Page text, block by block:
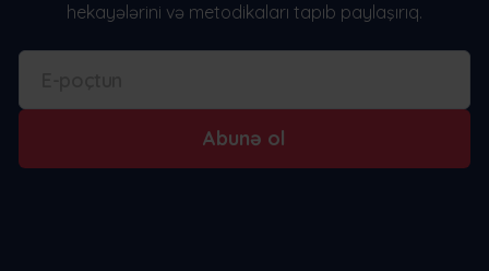
hekayələrini və metodikaları tapıb paylaşırıq.
Abunə ol